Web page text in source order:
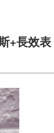
+長效表